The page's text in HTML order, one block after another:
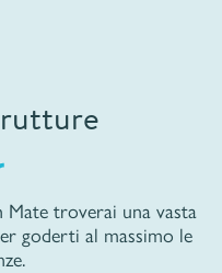
Mate troverai una vasta
goderti al massimo le